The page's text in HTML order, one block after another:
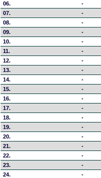
06.
-
07.
-
08.
-
09.
-
10.
-
11.
-
12.
-
13.
-
14.
-
15.
-
16.
-
17.
-
18.
-
19.
-
20.
-
21.
-
22.
-
23.
-
24.
-